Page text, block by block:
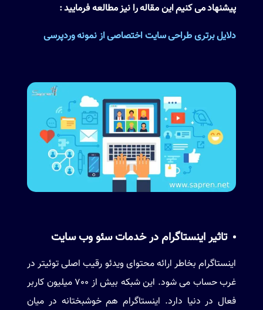
پیشنهاد می کنیم این مقاله را نیز مطالعه فرمایید :
دلایل برتری طراحی سایت اختصاصی از نمونه وردپرسی
تاثیر اینستاگرام در خدمات سئو وب سایت
اینستاگرام بخاطر ارائه محتوای ویدئو رقیب اصلی توئیتر در
غرب حساب می شود. این شبکه بیش از 700 میلیون کاربر
فعال در دنیا دارد. اینستاگرام هم خوشبختانه در میان